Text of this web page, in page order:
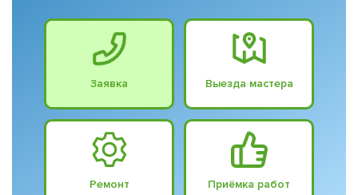
Заявка Выезда мастера
Ремонт Приёмка работ